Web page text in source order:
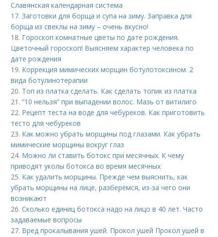
Славянская календарная система
17.Заготовки для борща и супа на зиму. Заправка для
борща из свеклы на зиму – очень вкусно!
18. Гороскоп комнатные цветы по дате рождения.
Цветочный гороскоп! Выясняем характер человека по
дате рождения
19. Коррекция мимических морщин ботулотоксином. 2
вида ботулинотерапии
20. Топ из платка сделать. Как сделать топик из платка
21.“10 нельзя” при выпадении волос. Мазь от витилиго
22. Рецепт теста на воде для чебуреков. Как приготовить
тесто для чебуреков
23. Как можно убрать морщины под глазами. Как убрать
мимические морщины вокруг глаз
24. Можно ли ставить ботокс при месячных. К чему
приводят уколы ботокса во время месячных
25. Как удалить морщины. Прежде чем выяснить, как
убрать морщины на лице, разберёмся, из-за чего они
возникают
26.Сколько единиц ботокса надо на лицо в 40 лет. Часто
задаваемые вопросы
27. Вред прокалывания ушей. Прокол ушей Прокол ушей в